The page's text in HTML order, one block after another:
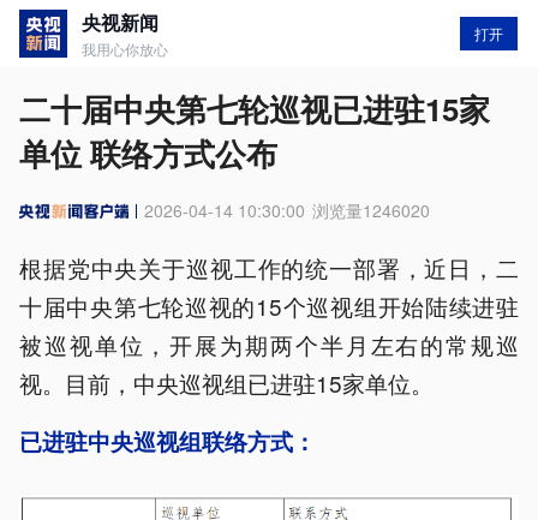
央视新闻
我用心你放心
打开
二十届中央第七轮巡视已进驻15家
单位 联络方式公布
2026-04-14 10:30:00 浏览量1246020
根据党中央关于巡视工作的统一部署，近日，二
十届中央第七轮巡视的15个巡视组开始陆续进驻
被巡视单位，开展为期两个半月左右的常规巡
视。目前，中央巡视组已进驻15家单位。
已进驻中央巡视组联络方式：